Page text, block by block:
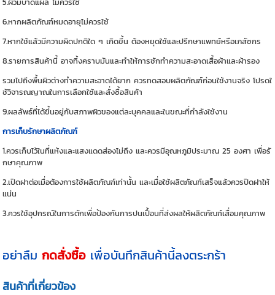
6.หากผลิตภัณฑ์หมดอายุไม่ควรใช้
7.หากใช้แล้วมีความผิดปกติใด ๆ เกิดขึ้น ต้องหยุดใช้และปรึกษาแพทย์หรือเภสัชกร
8.รายการสินค้านี้ อาจทิ้งคราบมันและทำให้การซักทำความสะอาดเสื้อผ้าและผ้ารอง
รวมไปถึงพื้นผิวต่างทำความสะอาดได้ยาก ควรทดสอบผลิตภัณฑ์ก่อนใช้งานจริง โปรดใ
ช้วิจารณญาณในการเลือกใช้และสั่งซื้อสินค้า
9.ผลลัพธ์ที่ได้ขึ้นอยู่กับสภาพผิวของแต่ละบุคคลและในขณะที่กำลังใช้งาน
การเก็บรักษาผลิตภัณฑ์
1.ควรเก็บไว้ในที่แห้งและแสงแดดส่องไม่ถึง และควรมีอุณหภูมิประมาณ 25 องศา เพื่อรั
กษาคุณภาพ
2.เปิดฝาต่อเมื่อต้องการใช้ผลิตภัณฑ์เท่านั้น และเมื่อใช้ผลิตภัณฑ์เสร็จแล้วควรปิดฝาให้
แน่น
3.ควรใช้อุปกรณ์ในการตักเพื่อป้องกันการปนเปื้อนที่ส่งผลให้ผลิตภัณฑ์เสื่อมคุณภาพ
อย่าลืมกดสั่งซื้อ เพื่อบันทึกสินค้านี้ลงตระกร้า
สินค้าที่เกี่ยวข้อง